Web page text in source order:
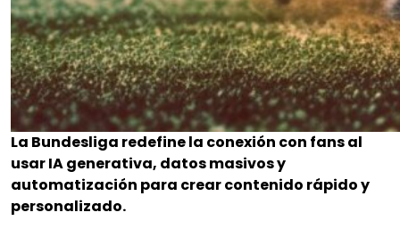
La Bundesliga redefine la conexión con fans al
usar IA generativa, datos masivos y
automatización para crear contenido rápido y
personalizado.